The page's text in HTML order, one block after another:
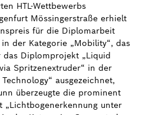
HTL-Wettbewerbs
Mössingerstraße erhielt
für die Diplomarbeit
in der Kategorie „Mobility“, das
das Diplomprojekt „Liquid
Spritzenextruder“ in der
ausgezeichnet,
überzeugte die prominent
„Lichtbogenerkennung unter